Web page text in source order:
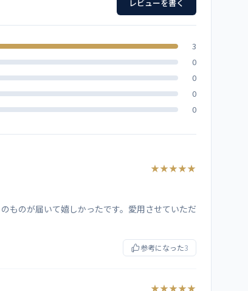
19.5
70 19.5
73 20
75 20.5
77 21
21.5
レビューを書く
3
0
0
0
0
★★★★★
ものが届いて嬉しかったです。愛用させていただ
参考になった3
★★★★★